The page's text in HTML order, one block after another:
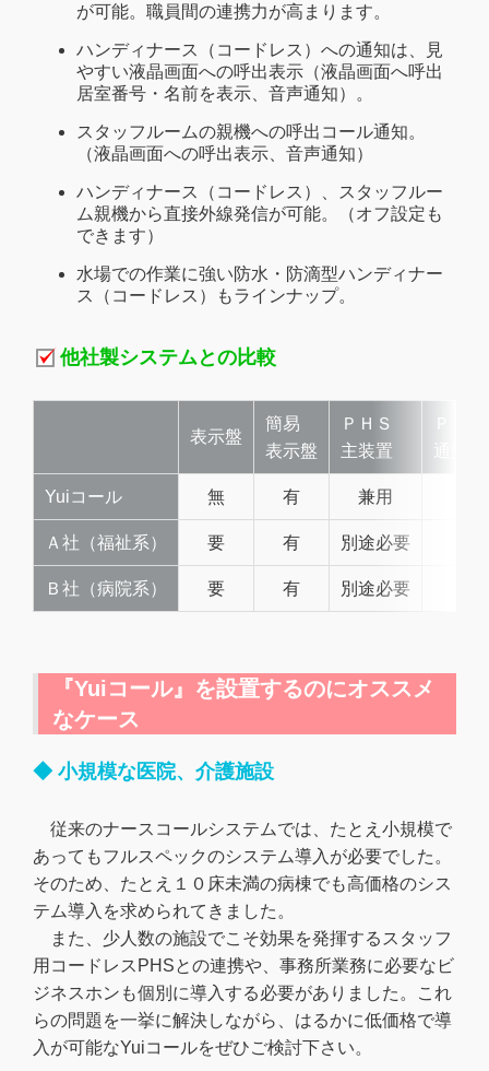
が可能。職員間の連携力が高まります。
ハンディナース（コードレス）への通知は、見
やすい液晶画面への呼出表示（液晶画面へ呼出
居室番号・名前を表示、音声通知）。
スタッフルームの親機への呼出コール通知。
（液晶画面への呼出表示、音声通知）
ハンディナース（コードレス）、スタッフルー
ム親機から直接外線発信が可能。（オフ設定も
できます）
水場での作業に強い防水・防滴型ハンディナー
ス（コードレス）もラインナップ。
他社製システムとの比較
表示盤
簡易
表示盤
ＰＨＳ
主装置
Yuiコール 無 有 兼用
Ａ社（福祉系） 要 有 別途必要
Ｂ社（病院系） 要 有 別途必要
『Yuiコール』を設置するのにオススメ
なケース
◆ 小規模な医院、介護施設
従来のナースコールシステムでは、たとえ小規模で
あってもフルスペックのシステム導入が必要でした。
そのため、たとえ１０床未満の病棟でも高価格のシス
テム導入を求められてきました。
また、少人数の施設でこそ効果を発揮するスタッフ
用コードレスPHSとの連携や、事務所業務に必要なビ
ジネスホンも個別に導入する必要がありました。これ
らの問題を一挙に解決しながら、はるかに低価格で導
入が可能なYuiコールをぜひご検討下さい。